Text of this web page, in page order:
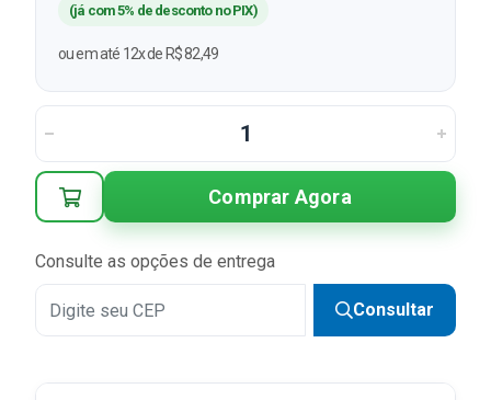
(já com 5% de desconto no PIX)
ou em até 12x de R$ 82,49
Comprar Agora
Consulte as opções de entrega
Consultar